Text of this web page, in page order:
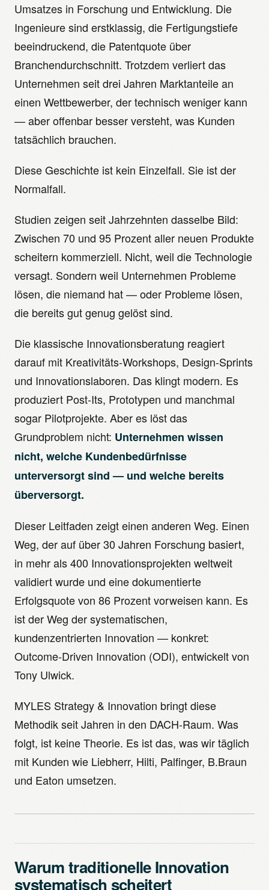
Umsatzes in Forschung und Entwicklung. Die
Ingenieure sind erstklassig, die Fertigungstiefe
beeindruckend, die Patentquote über
Branchendurchschnitt. Trotzdem verliert das
Unternehmen seit drei Jahren Marktanteile an
einen Wettbewerber, der technisch weniger kann
— aber offenbar besser versteht, was Kunden
tatsächlich brauchen.
Diese Geschichte ist kein Einzelfall. Sie ist der
Normalfall.
Studien zeigen seit Jahrzehnten dasselbe Bild:
Zwischen 70 und 95 Prozent aller neuen Produkte
scheitern kommerziell. Nicht, weil die Technologie
versagt. Sondern weil Unternehmen Probleme
lösen, die niemand hat — oder Probleme lösen,
die bereits gut genug gelöst sind.
Die klassische Innovationsberatung reagiert
darauf mit Kreativitäts-Workshops, Design-Sprints
und Innovationslaboren. Das klingt modern. Es
produziert Post-Its, Prototypen und manchmal
sogar Pilotprojekte. Aber es löst das
Grundproblem nicht: Unternehmen wissen
nicht, welche Kundenbedürfnisse
unterversorgt sind — und welche bereits
überversorgt.
Dieser Leitfaden zeigt einen anderen Weg. Einen
Weg, der auf über 30 Jahren Forschung basiert,
in mehr als 400 Innovationsprojekten weltweit
validiert wurde und eine dokumentierte
Erfolgsquote von 86 Prozent vorweisen kann. Es
ist der Weg der systematischen,
kundenzentrierten Innovation — konkret:
Outcome-Driven Innovation (ODI), entwickelt von
Tony Ulwick.
MYLES Strategy & Innovation bringt diese
Methodik seit Jahren in den DACH-Raum. Was
folgt, ist keine Theorie. Es ist das, was wir täglich
mit Kunden wie Liebherr, Hilti, Palfinger, B.Braun
und Eaton umsetzen.
Warum traditionelle Innovation
systematisch scheitert